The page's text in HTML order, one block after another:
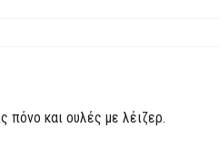
πόνο και ουλές με λέιζερ.